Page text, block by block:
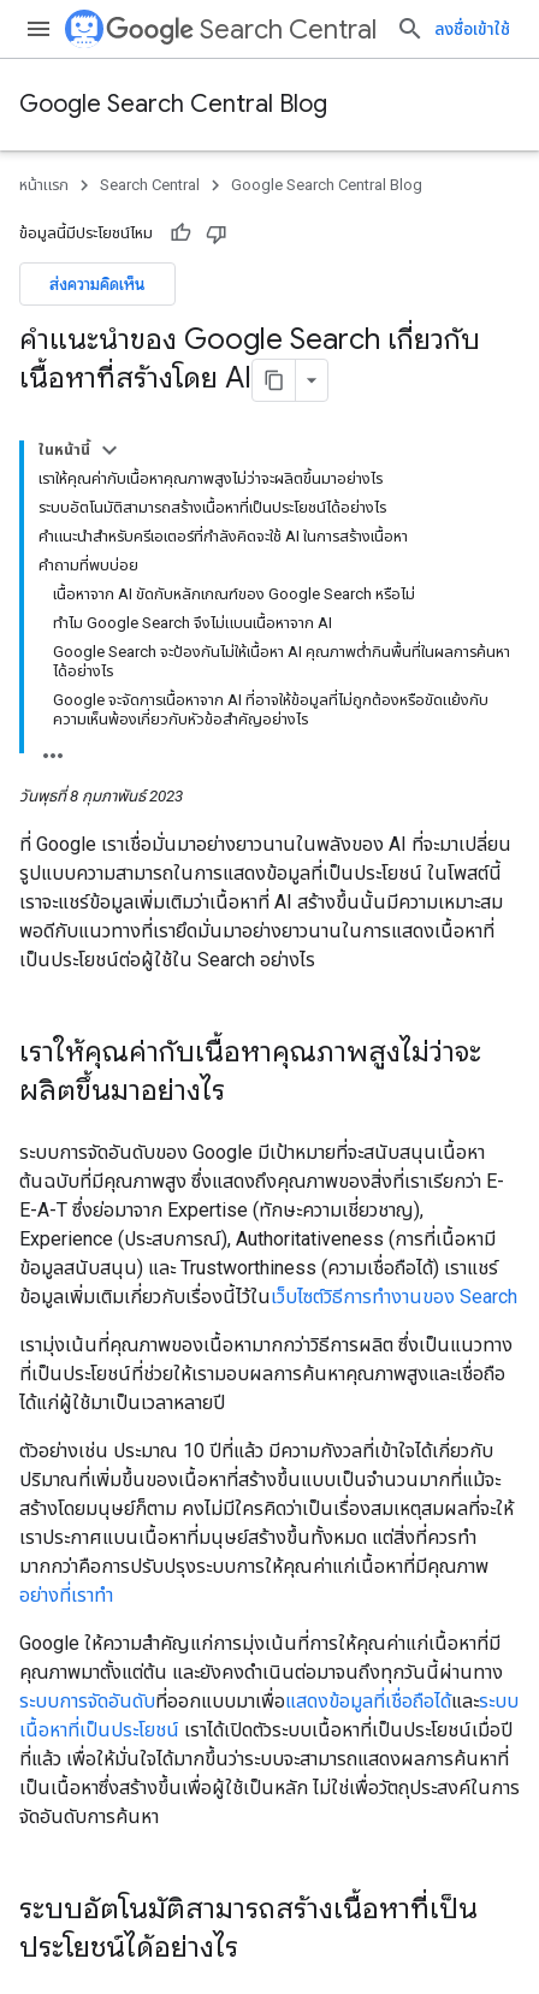
Search Central ลงชื่อเข้าใช้
Google Search Central Blog
หน้าแรก Search Central Google Search Central Blog
ข้อมูลนี้มีประโยชน์ไหม
ส่งความคิดเห็น
คําแนะนําของ Google Search เกี่ยวกับ
เนื้อหาที่สร้างโดย AI
ในหน้านี้
เราให้คุณค่ากับเนื้อหาคุณภาพสูงไม่ว่าจะผลิตขึ้นมาอย่างไร
ระบบอัตโนมัติสามารถสร้างเนื้อหาที่เป็นประโยชน์ได้อย่างไร
คำแนะนำสำหรับครีเอเตอร์ที่กำลังคิดจะใช้ AI ในการสร้างเนื้อหา
คำถามที่พบบ่อย
เนื้อหาจาก AI ขัดกับหลักเกณฑ์ของ Google Search หรือไม่
ทําไม Google Search จึงไม่แบนเนื้อหาจาก AI
Google Search จะป้องกันไม่ให้เนื้อหา AI คุณภาพต่ำกินพื้นที่ในผลการค้นหา
ได้อย่างไร
Google จะจัดการเนื้อหาจาก AI ที่อาจให้ข้อมูลที่ไม่ถูกต้องหรือขัดแย้งกับ
ความเห็นพ้องเกี่ยวกับหัวข้อสําคัญอย่างไร
วันพุธที่ 8 กุมภาพันธ์ 2023
ที่ Google เราเชื่อมั่นมาอย่างยาวนานในพลังของ AI ที่จะมาเปลี่ยน
รูปแบบความสามารถในการแสดงข้อมูลที่เป็นประโยชน์ ในโพสต์นี้
เราจะแชร์ข้อมูลเพิ่มเติมว่าเนื้อหาที่ AI สร้างขึ้นนั้นมีความเหมาะสม
พอดีกับแนวทางที่เรายึดมั่นมาอย่างยาวนานในการแสดงเนื้อหาที่
เป็นประโยชน์ต่อผู้ใช้ใน Search อย่างไร
เราให้คุณค่ากับเนื้อหาคุณภาพสูงไม่ว่าจะ
ผลิตขึ้นมาอย่างไร
ระบบการจัดอันดับของ Google มีเป้าหมายที่จะสนับสนุนเนื้อหา
ต้นฉบับที่มีคุณภาพสูง ซึ่งแสดงถึงคุณภาพของสิ่งที่เราเรียกว่า E-
E-A-T ซึ่งย่อมาจาก Expertise (ทักษะความเชี่ยวชาญ),
Experience (ประสบการณ์), Authoritativeness (การที่เนื้อหามี
ข้อมูลสนับสนุน) และ Trustworthiness (ความเชื่อถือได้) เราแชร์
ข้อมูลเพิ่มเติมเกี่ยวกับเรื่องนี้ไว้ในเว็บไซต์วิธีการทํางานของ Search
เรามุ่งเน้นที่คุณภาพของเนื้อหามากกว่าวิธีการผลิต ซึ่งเป็นแนวทาง
ที่เป็นประโยชน์ที่ช่วยให้เรามอบผลการค้นหาคุณภาพสูงและเชื่อถือ
ได้แก่ผู้ใช้มาเป็นเวลาหลายปี
ตัวอย่างเช่น ประมาณ 10 ปีที่แล้ว มีความกังวลที่เข้าใจได้เกี่ยวกับ
ปริมาณที่เพิ่มขึ้นของเนื้อหาที่สร้างขึ้นแบบเป็นจํานวนมากที่แม้จะ
สร้างโดยมนุษย์ก็ตาม คงไม่มีใครคิดว่าเป็นเรื่องสมเหตุสมผลที่จะให้
เราประกาศแบนเนื้อหาที่มนุษย์สร้างขึ้นทั้งหมด แต่สิ่งที่ควรทํา
มากกว่าคือการปรับปรุงระบบการให้คุณค่าแก่เนื้อหาที่มีคุณภาพ
อย่างที่เราทำ
Google ให้ความสําคัญแก่การมุ่งเน้นที่การให้คุณค่าแก่เนื้อหาที่มี
คุณภาพมาตั้งแต่ต้น และยังคงดําเนินต่อมาจนถึงทุกวันนี้ผ่านทาง
ระบบการจัดอันดับที่ออกแบบมาเพื่อแสดงข้อมูลที่เชื่อถือได้และระบบ
เนื้อหาที่เป็นประโยชน์ เราได้เปิดตัวระบบเนื้อหาที่เป็นประโยชน์เมื่อปี
ที่แล้ว เพื่อให้มั่นใจได้มากขึ้นว่าระบบจะสามารถแสดงผลการค้นหาที่
เป็นเนื้อหาซึ่งสร้างขึ้นเพื่อผู้ใช้เป็นหลัก ไม่ใช่เพื่อวัตถุประสงค์ในการ
จัดอันดับการค้นหา
ระบบอัตโนมัติสามารถสร้างเนื้อหาที่เป็น
ประโยชน์ได้อย่างไร